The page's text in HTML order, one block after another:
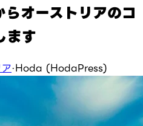
オーストリアのコ
ます
·Hoda (HodaPress)